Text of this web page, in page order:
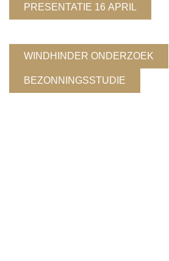
PRESENTATIE 16 APRIL
WINDHINDER ONDERZOEK
BEZONNINGSSTUDIE